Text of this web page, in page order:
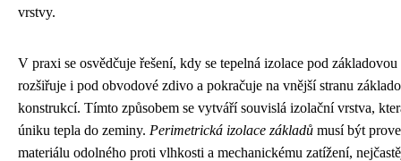
vrstvy.
V praxi se osvědčuje řešení, kdy se tepelná izolace pod základovou
rozšiřuje i pod obvodové zdivo a pokračuje na vnější stranu
konstrukcí. Tímto způsobem se vytváří souvislá izolační vrstva,
úniku tepla do zeminy. Perimetrická izolace základů musí být
materiálu odolného proti vlhkosti a mechanickému zatížení,